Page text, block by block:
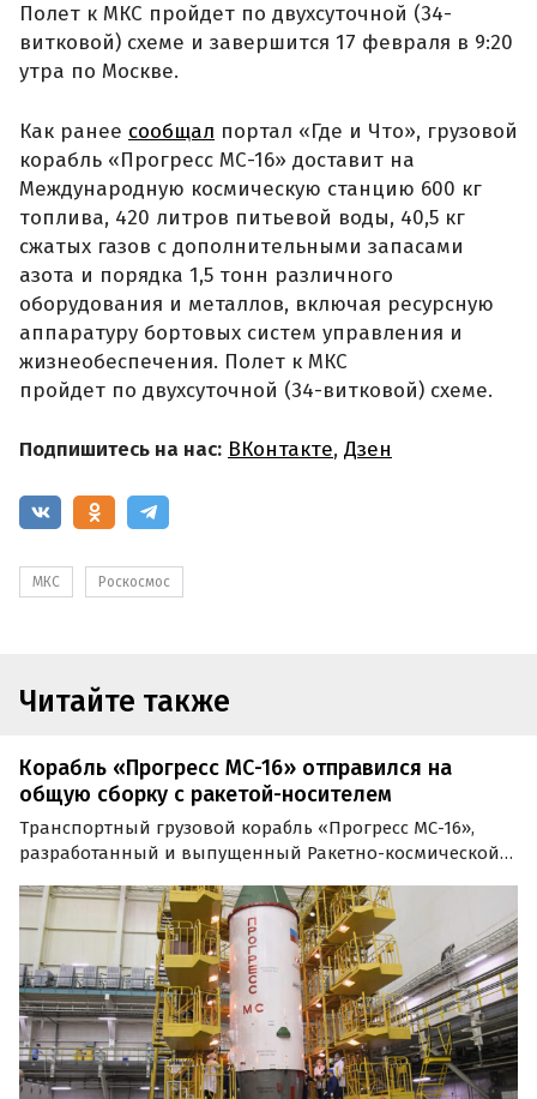
Полет к МКС пройдет по двухсуточной (34-
витковой) схеме и завершится 17 февраля в 9:20
утра по Москве.
Как ранее сообщал портал «Где и Что», грузовой
корабль «Прогресс МС-16» доставит на
Международную космическую станцию 600 кг
топлива, 420 литров питьевой воды, 40,5 кг
сжатых газов с дополнительными запасами
азота и порядка 1,5 тонн различного
оборудования и металлов, включая ресурсную
аппаратуру бортовых систем управления и
жизнеобеспечения. Полет к МКС
пройдет по двухсуточной (34-витковой) схеме.
Подпишитесь на нас: ВКонтакте, Дзен
МКС Роскосмос
Читайте также
Корабль «Прогресс МС-16» отправился на
общую сборку с ракетой-носителем
Транспортный грузовой корабль «Прогресс МС-16»,
разработанный и выпущенный Ракетно-космической
готов к запуску. Об этом в среду, 10 февраля, сообщили
в пресс-службе «Роскосмоса».